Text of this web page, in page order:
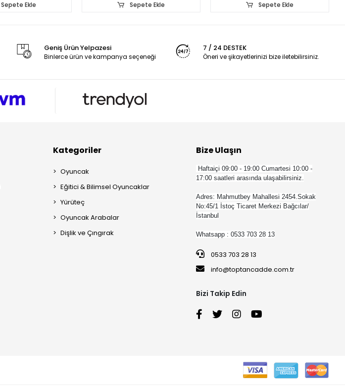
Sepete Ekle Sepete Ekle Sepete Ekle
Geniş Ürün Yelpazesi
Binlerce ürün ve kampanya seçeneği
7 / 24 DESTEK
Öneri ve şikayetlerinizi bize iletebilirsiniz.
Kategoriler
Oyuncak
Eğitici & Bilimsel Oyuncaklar
Yürüteç
Oyuncak Arabalar
Dişlik ve Çıngırak
Bize Ulaşın
Haftaiçi 09:00 - 19:00 Cumartesi 10:00 -
17:00 saatleri arasında ulaşabilirsiniz.
Adres: Mahmutbey Mahallesi 2454.Sokak
No:45/1 İstoç Ticaret Merkezi Bağcılar/
İstanbul
Whatsapp : 0533 703 28 13
0533 703 28 13
info@toptancadde.com.tr
Bizi Takip Edin